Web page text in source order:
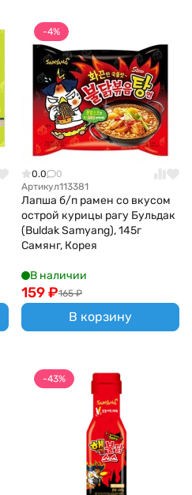
-4%
0.0
0
Артикул113381
Лапша б/п рамен со вкусом
острой курицы рагу Бульдак
(Buldak Samyang), 145г
Самянг, Корея
В наличии
165 ₽
159₽
В корзину
-43%